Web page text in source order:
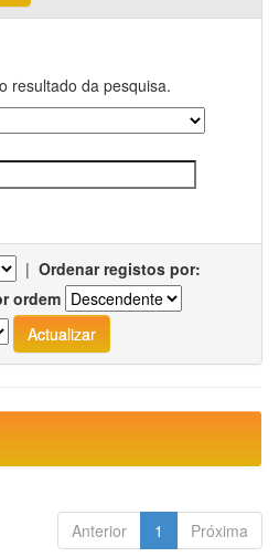
resultado da pesquisa.
| Ordenar registos por:
ordem
Anterior 1 Próxima